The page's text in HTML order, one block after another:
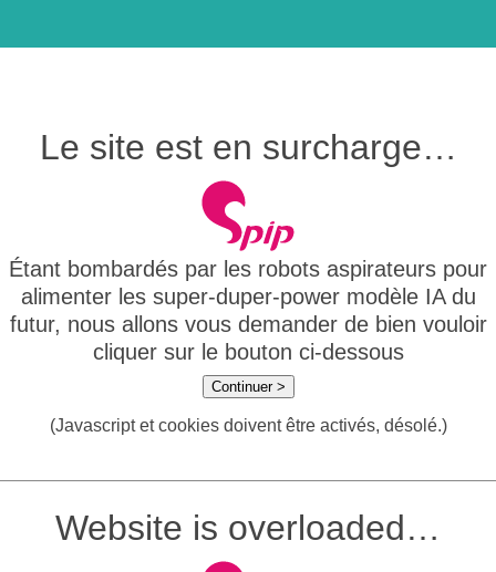
Le site est en surcharge…
Étant bombardés par les robots aspirateurs pour
alimenter les super-duper-power modèle IA du
futur, nous allons vous demander de bien vouloir
cliquer sur le bouton ci-dessous
Continuer >
(Javascript et cookies doivent être activés, désolé.)
Website is overloaded…